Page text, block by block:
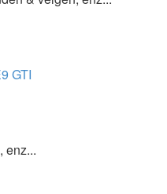
GTI
enz...